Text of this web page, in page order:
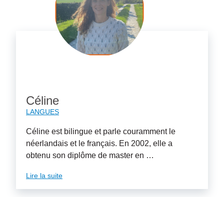
Céline
LANGUES
Céline est bilingue et parle couramment le
néerlandais et le français. En 2002, elle a
obtenu son diplôme de master en …
Lire la suite